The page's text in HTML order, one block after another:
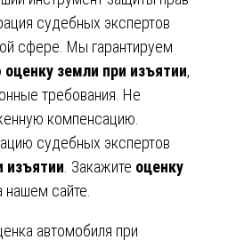
судебных экспертов
сфере. Мы гарантируем
оценку земли при изъятии,
требования. Не
компенсацию.
судебных экспертов
изъятии . Закажите оценку
нашем сайте.
автомобиля при